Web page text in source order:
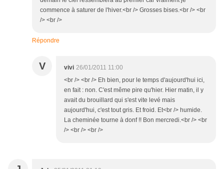
commence à saturer de l'hiver.<br /> Grosses bises.<br /> <br
/> <br />
Répondre
V vivi 26/01/2011 11:00
<br /> <br /> Eh bien, pour le temps d'aujourd'hui ici,
en fait : non. C'est même pire qu'hier. Hier matin, il y
avait du brouillard qui s'est vite levé mais
aujourd'hui, c'est tout gris. Et froid. Et<br /> humide.
La cheminée tourne à donf !! Bon mercredi.<br /> <br
/> <br /> <br />